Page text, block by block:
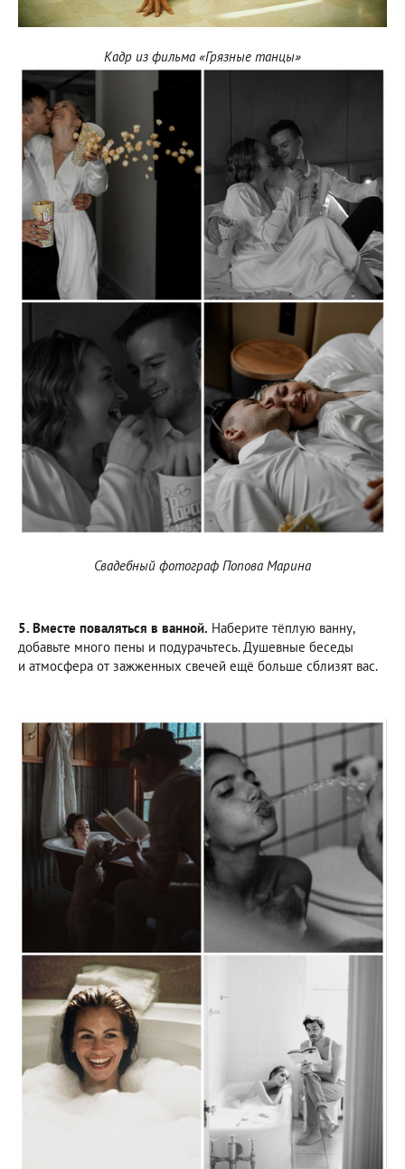
Кадр из фильма «Грязные танцы»
Свадебный фотограф Попова Марина
5. Вместе поваляться в ванной. Наберите тёплую ванну,
добавьте много пены и подурачьтесь. Душевные беседы
и атмосфера от зажженных свечей ещё больше сблизят вас.